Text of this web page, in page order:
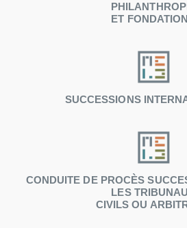
ET
SUCCESSIONS
CONDUITE DE PROCÈS
LES
CIVILS OU